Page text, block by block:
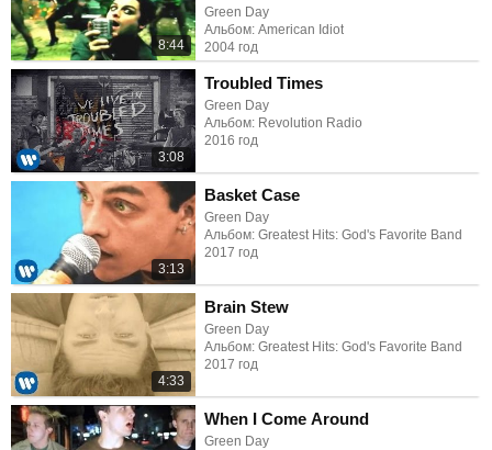
8:44
Green Day
Альбом: American Idiot
2004 год
3:08
Troubled Times
Green Day
Альбом: Revolution Radio
2016 год
3:13
Basket Case
Green Day
Альбом: Greatest Hits: God's Favorite Band
2017 год
4:33
Brain Stew
Green Day
Альбом: Greatest Hits: God's Favorite Band
2017 год
When I Come Around
Green Day